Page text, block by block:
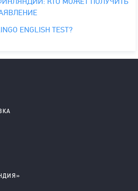
ENGLISH TEST?